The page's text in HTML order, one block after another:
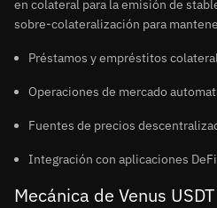
en colateral para la emisión de
sobre-colateralización para
Préstamos y empréstitos
Operaciones de mercado
Fuentes de precios
Integración con aplicaciones DeFi
Mecánica de Venus USDT